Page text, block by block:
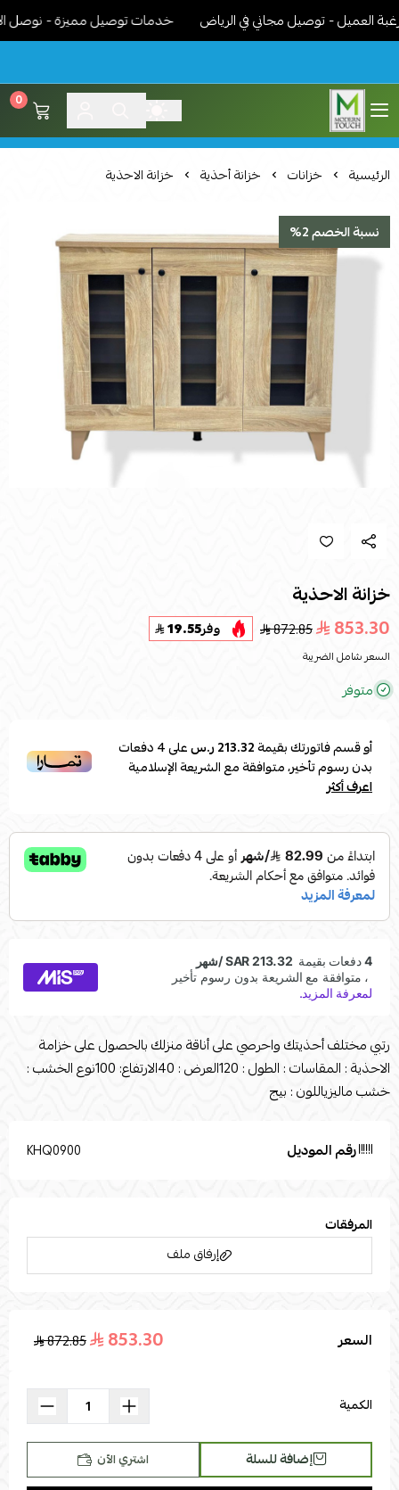
- توصيل مجاني في الرياض خدمات توصيل مميزة - نوصل
اثاث مودرن لمسة عصرية
0
الرئيسية خزانات خزانة أحذية خزانة الاحذية
نسبة الخصم 2%
خزانة الاحذية
853.30
872.85 وفر19.55
السعر شامل الضريبة
متوفر
أو قسم فاتورتك بقيمة213.32 ر.س على4دفعات
بدون رسوم تأخير، متوافقة مع الشريعة الإسلامية
اعرف أكثر
رتبي مختلف أحذيتك واحرصي على أناقة منزلك بالحصول على خزامة
الاحذية : المقاسات : الطول : 120العرض : 40الارتفاع: 100نوع الخشب :
خشب ماليزياللون : بيج
رقم الموديل KHQ0900
المرفقات
إرفاق ملف
اسحب و افلت الملف هنا
السعر 853.30
872.85
الكمية
إضافة للسلة اشتري الآن